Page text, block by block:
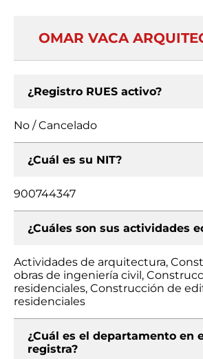
OMAR VACA
¿Registro RUES activo?
No / Cancelado
¿Cuál es su NIT?
900744347
¿Cuáles son sus actividades
Actividades de arquitectura,
obras de ingeniería civil,
residenciales, Construcción de
residenciales
¿Cuál es el departamento en
registra?